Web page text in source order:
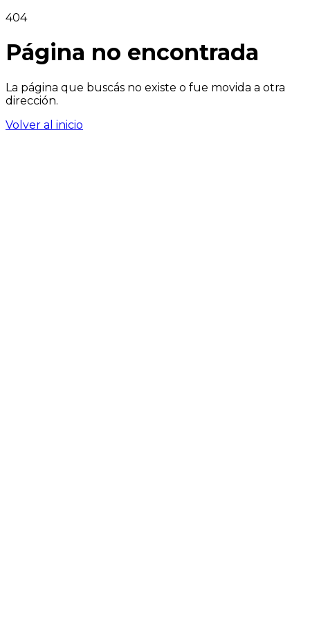
404
Página no encontrada
La página que buscás no existe o fue movida a otra
dirección.
Volver al inicio